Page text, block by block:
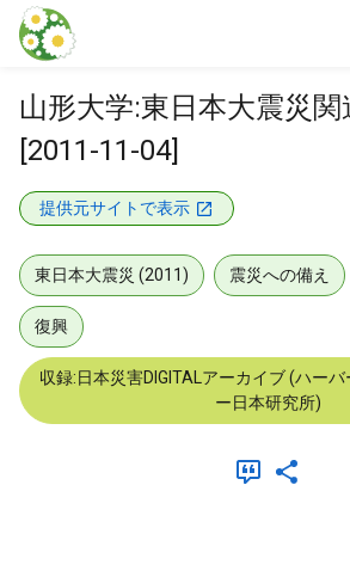
本文に飛ぶ
山形大学:東日本大震災関
[2011-11-04]
提供元サイトで表示
東日本大震災 (2011) 震災への備え
復興
収録:日本災害DIGITALアーカイブ (ハー
ー日本研究所)